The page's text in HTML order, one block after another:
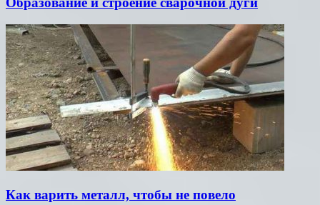
Как варить металл, чтобы не повело